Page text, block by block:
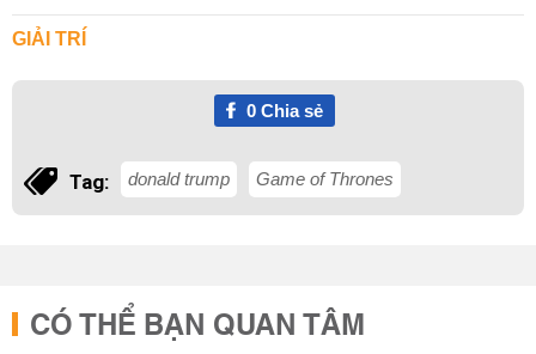
GIẢI TRÍ
0Chia sẻ
Tag: donald trump Game of Thrones
CÓ THỂ BẠN QUAN TÂM